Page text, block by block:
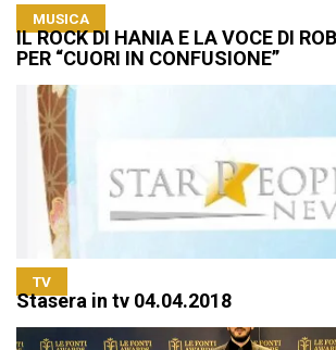
MUSICA
IL ROCK DI HANIA E LA VOCE DI
PER “CUORI IN CONFUSIONE”
TV
Stasera in tv 04.04.2018